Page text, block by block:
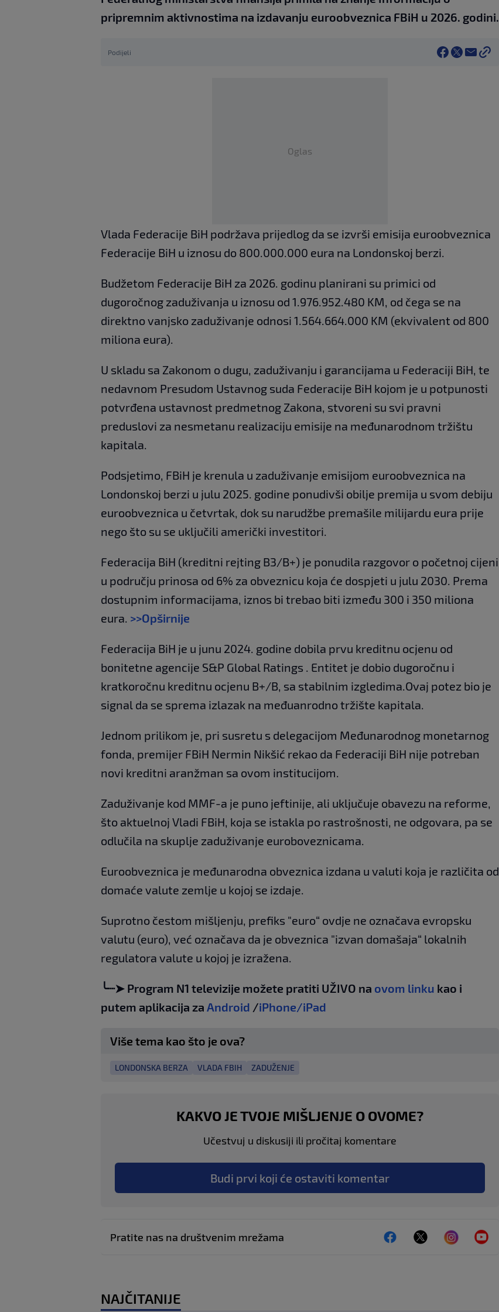
pripremnim aktivnostima na izdavanju euroobveznica FBiH u 2026. godini.
Podijeli
Oglas
Vlada Federacije BiH podržava prijedlog da se izvrši emisija euroobveznica
Federacije BiH u iznosu do 800.000.000 eura na Londonskoj berzi.
Budžetom Federacije BiH za 2026. godinu planirani su primici od
dugoročnog zaduživanja u iznosu od 1.976.952.480 KM, od čega se na
direktno vanjsko zaduživanje odnosi 1.564.664.000 KM (ekvivalent od 800
miliona eura).
U skladu sa Zakonom o dugu, zaduživanju i garancijama u Federaciji BiH, te
nedavnom Presudom Ustavnog suda Federacije BiH kojom je u potpunosti
potvrđena ustavnost predmetnog Zakona, stvoreni su svi pravni
preduslovi za nesmetanu realizaciju emisije na međunarodnom tržištu
kapitala.
Podsjetimo, FBiH je krenula u zaduživanje emisijom euroobveznica na
Londonskoj berzi u julu 2025. godine ponudivši obilje premija u svom debiju
euroobveznica u četvrtak, dok su narudžbe premašile milijardu eura prije
nego što su se uključili američki investitori.
Federacija BiH (kreditni rejting B3/B+) je ponudila razgovor o početnoj cijeni
u području prinosa od 6% za obveznicu koja će dospjeti u julu 2030. Prema
dostupnim informacijama, iznos bi trebao biti između 300 i 350 miliona
eura. >>Opširnije
Federacija BiH je u junu 2024. godine dobila prvu kreditnu ocjenu od
bonitetne agencije S&P Global Ratings . Entitet je dobio dugoročnu i
kratkoročnu kreditnu ocjenu B+/B, sa stabilnim izgledima.Ovaj potez bio je
signal da se sprema izlazak na međuanrodno tržište kapitala.
Jednom prilikom je, pri susretu s delegacijom Međunarodnog monetarnog
fonda, premijer FBiH Nermin Nikšić rekao da Federaciji BiH nije potreban
novi kreditni aranžman sa ovom institucijom.
Zaduživanje kod MMF-a je puno jeftinije, ali uključuje obavezu na reforme,
što aktuelnoj Vladi FBiH, koja se istakla po rastrošnosti, ne odgovara, pa se
odlučila na skuplje zaduživanje euroboveznicama.
Euroobveznica je međunarodna obveznica izdana u valuti koja je različita od
domaće valute zemlje u kojoj se izdaje.
Suprotno čestom mišljenju, prefiks "euro“ ovdje ne označava evropsku
valutu (euro), već označava da je obveznica "izvan domašaja“ lokalnih
regulatora valute u kojoj je izražena.
╰┈➤ Program N1 televizije možete pratiti UŽIVO na ovom linku kao i
putem aplikacija za Android /iPhone/iPad
Više tema kao što je ova?
LONDONSKA BERZA VLADA FBIH ZADUŽENJE
KAKVO JE TVOJE MIŠLJENJE O OVOME?
Učestvuj u diskusiji ili pročitaj komentare
Budi prvi koji će ostaviti komentar
Pratite nas na društvenim mrežama
NAJČITANIJE